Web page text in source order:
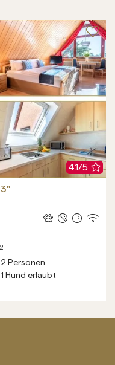
4.1/5
3"
2
2 Personen
1 Hund erlaubt